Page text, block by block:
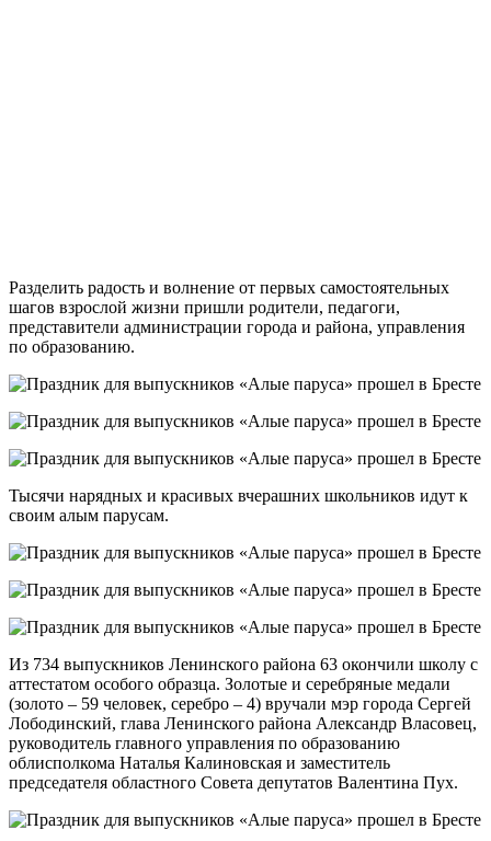
Разделить радость и волнение от первых самостоятельных
шагов взрослой жизни пришли родители, педагоги,
представители администрации города и района, управления
по образованию.
Тысячи нарядных и красивых вчерашних школьников идут к
своим алым парусам.
Из 734 выпускников Ленинского района 63 окончили школу с
аттестатом особого образца. Золотые и серебряные медали
(золото – 59 человек, серебро – 4) вручали мэр города Сергей
Лободинский, глава Ленинского района Александр Власовец,
руководитель главного управления по образованию
облисполкома Наталья Калиновская и заместитель
председателя областного Совета депутатов Валентина Пух.